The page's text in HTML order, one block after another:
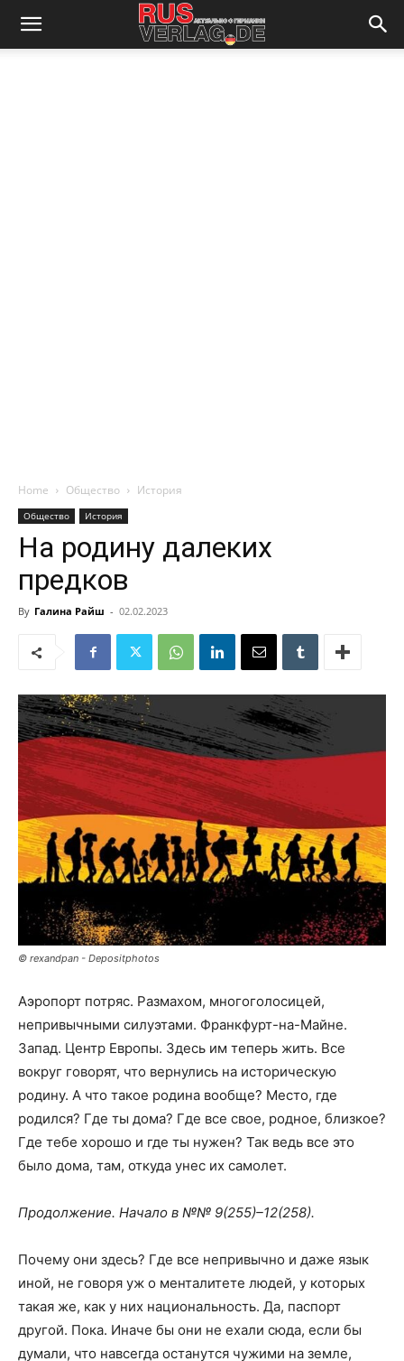
Home Общество История
Общество История
На родину далеких
предков
By Галина Райш - 02.02.2023
© rexandpan - Depositphotos
Аэропорт потряс. Размахом, многоголосицей,
непривычными силуэтами. Франкфурт-на-Майне.
Запад. Центр Европы. Здесь им теперь жить. Все
вокруг говорят, что вернулись на историческую
родину. А что такое родина вообще? Место, где
родился? Где ты дома? Где все свое, родное, близкое?
Где тебе хорошо и где ты нужен? Так ведь все это
было дома, там, откуда унес их самолет.
Продолжение. Начало в №№ 9(255)–12(258).
Почему они здесь? Где все непривычно и даже язык
иной, не говоря уж о менталитете людей, у которых
такая же, как у них национальность. Да, паспорт
другой. Пока. Иначе бы они не ехали сюда, если бы
думали, что навсегда останутся чужими на земле,